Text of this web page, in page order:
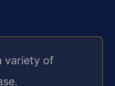
variety of